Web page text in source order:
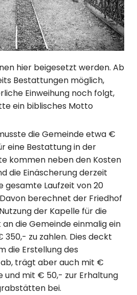
hier beigesetzt werden. Ab
Bestattungen möglich,
Einweihung noch folgt,
ein biblisches Motto
die Gemeinde etwa €
eine Bestattung in der
kommen neben den Kosten
die Einäscherung derzeit
gesamte Laufzeit von 20
berechnet der Friedhof
der Kapelle für die
die Gemeinde einmalig ein
zu zahlen. Dies deckt
die Erstellung des
trägt aber auch mit €
und mit € 50,- zur Erhaltung
bei.